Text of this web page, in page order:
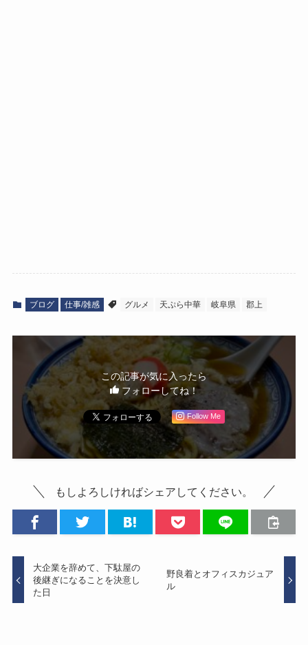
ブログ 仕事/雑感 グルメ 天ぷら中華 岐阜県 郡上
この記事が気に入ったら
フォローしてね！
Follow Me
もしよろしければシェアしてください。
大企業を辞めて、下駄屋の
後継ぎになることを決意し
た日
野良着とオフィスカジュア
ル